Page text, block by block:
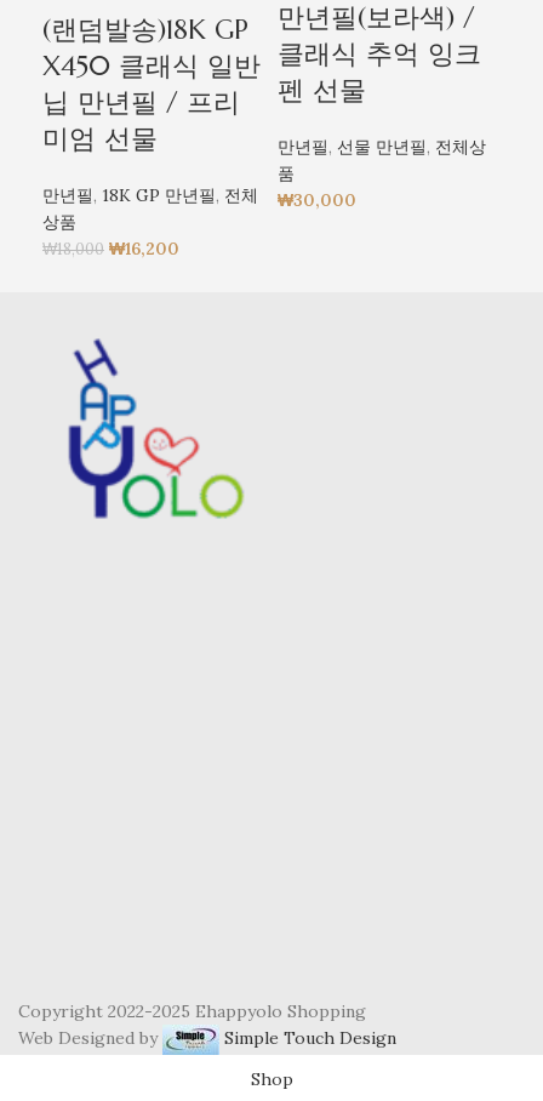
(랜덤발송)18K GP
X450 클래식 일반
닙 만년필 / 프리
미엄 선물
만년필, 18K GP 만년필, 전체
상품
₩18,000 ₩16,200
만년필(보라색) /
클래식 추억 잉크
펜 선물
만년필, 선물 만년필, 전체상
품
₩30,000
Copyright 2022-2025 Ehappyolo Shopping
Web Designed by
Simple Touch Design
Shop